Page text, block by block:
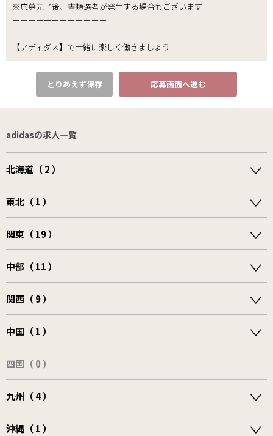
※応募完了後、書類選考が発生する場合もございます
ーーーーーーーーーーーー
【アディダス】で一緒に楽しく働きましょう！！
とりあえず保存 応募画面へ進む
adidasの求人一覧
北海道（ 2 ）
東北（ 1 ）
関東（ 19 ）
中部（ 11 ）
関西（ 9 ）
中国（ 1 ）
四国（ 0 ）
九州（ 4 ）
沖縄（ 1 ）